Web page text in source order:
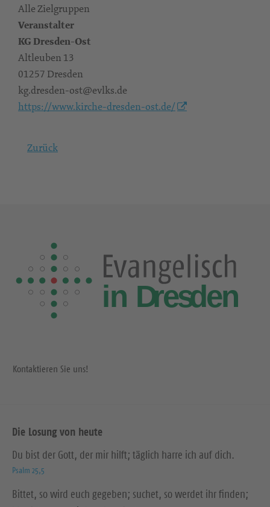
Alle Zielgruppen
Veranstalter
KG Dresden-Ost
Altleuben 13
01257 Dresden
kg.dresden-ost@evlks.de
https://www.kirche-dresden-ost.de/
Zurück
Kontaktieren Sie uns!
Die Losung von heute
Du bist der Gott, der mir hilft; täglich harre ich auf dich.
Psalm 25,5
Bittet, so wird euch gegeben; suchet, so werdet ihr finden;